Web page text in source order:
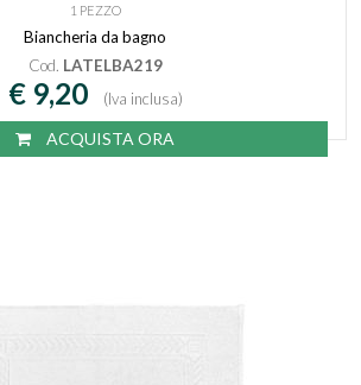
1 PEZZO
Biancheria da bagno
Cod. LATELBA219
€ 9,20 (Iva inclusa)
ACQUISTA ORA